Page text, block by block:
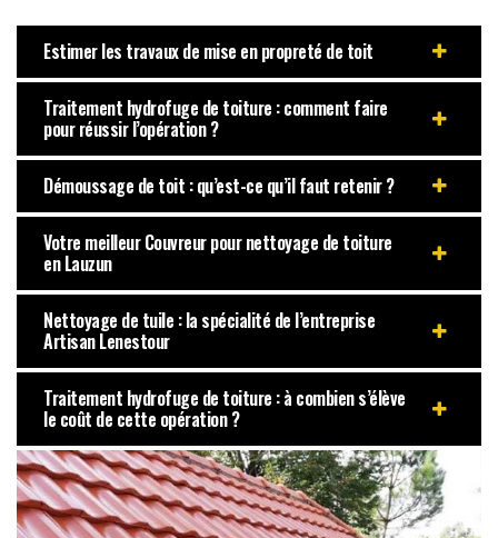
Estimer les travaux de mise en propreté de toit
Traitement hydrofuge de toiture : comment faire
pour réussir l’opération ?
Démoussage de toit : qu’est-ce qu’il faut retenir ?
Votre meilleur Couvreur pour nettoyage de toiture
en Lauzun
Nettoyage de tuile : la spécialité de l’entreprise
Artisan Lenestour
Traitement hydrofuge de toiture : à combien s’élève
le coût de cette opération ?